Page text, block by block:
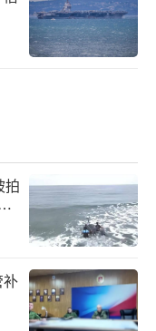
了回应“北约成
果挑衅行为持
拍